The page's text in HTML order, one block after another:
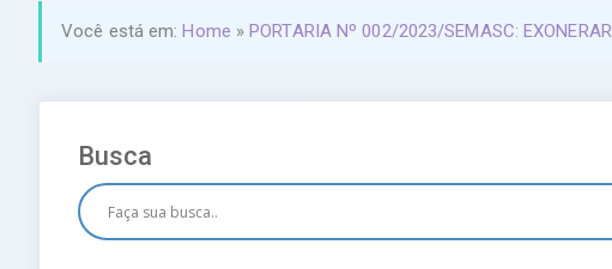
Você está em:Home »PORTARIA Nº 002/2023/SEMASC:
Busca